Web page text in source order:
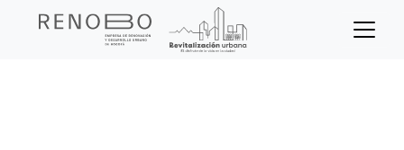
Sitio Web Empresa de
Transparencia